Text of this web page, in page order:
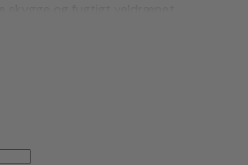
men kan tilpasses både våde og tørre
skygge især mod syd